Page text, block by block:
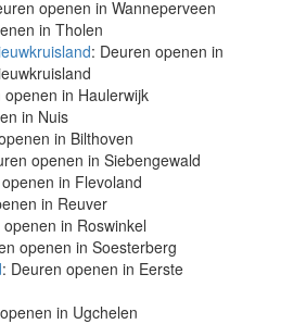
openen in Wanneperveen
in Tholen
: Deuren openen in
openen in Haulerwijk
in Nuis
in Bilthoven
openen in Siebengewald
in Flevoland
in Reuver
in Roswinkel
openen in Soesterberg
: Deuren openen in Eerste
in Ugchelen